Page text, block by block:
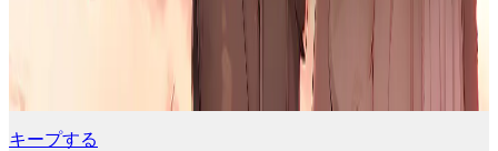
キープする